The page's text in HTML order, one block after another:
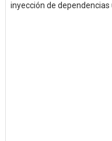
inyección de